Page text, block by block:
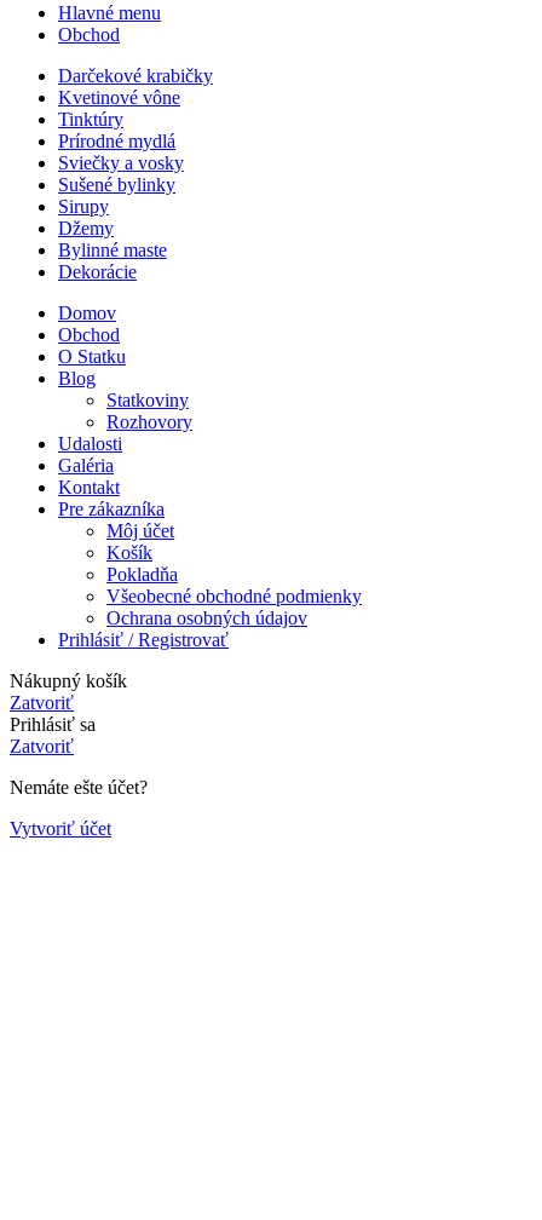
Hlavné menu
Obchod
Darčekové krabičky
Kvetinové vône
Tinktúry
Prírodné mydlá
Sviečky a vosky
Sušené bylinky
Sirupy
Džemy
Bylinné maste
Dekorácie
Domov
Obchod
O Statku
Blog
Statkoviny
Rozhovory
Udalosti
Galéria
Kontakt
Pre zákazníka
Môj účet
Košík
Pokladňa
Všeobecné obchodné podmienky
Ochrana osobných údajov
Prihlásiť / Registrovať
Nákupný košík
Zatvoriť
Prihlásiť sa
Zatvoriť
Nemáte ešte účet?
Vytvoriť účet